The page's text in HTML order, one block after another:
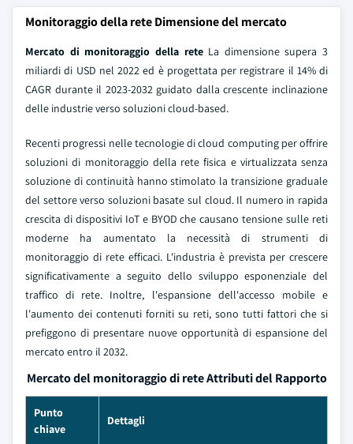
Monitoraggio della rete Dimensione del mercato
Mercato di monitoraggio della reteLa dimensione supera 3
miliardi di USD nel 2022 ed è progettata per registrare il 14% di
CAGR durante il 2023-2032 guidato dalla crescente inclinazione
delle industrie verso soluzioni cloud-based.
Recenti progressi nelle tecnologie di cloud computing per offrire
soluzioni di monitoraggio della rete fisica e virtualizzata senza
soluzione di continuità hanno stimolato la transizione graduale
del settore verso soluzioni basate sul cloud. Il numero in rapida
crescita di dispositivi IoT e BYOD che causano tensione sulle reti
moderne ha aumentato la necessità di strumenti di
monitoraggio di rete efficaci. L'industria è prevista per crescere
significativamente a seguito dello sviluppo esponenziale del
traffico di rete. Inoltre, l'espansione dell'accesso mobile e
l'aumento dei contenuti forniti su reti, sono tutti fattori che si
prefiggono di presentare nuove opportunità di espansione del
mercato entro il 2032.
Mercato del monitoraggio di rete Attributi del Rapporto
Punto
chiave
Dettagli